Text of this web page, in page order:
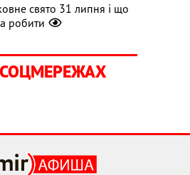
свято 31 липня і що
робити